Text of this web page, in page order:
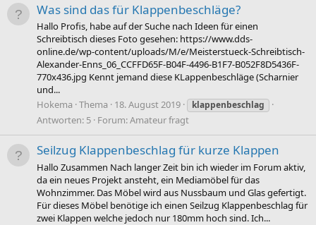
Was sind das für Klappenbeschläge?
Hallo Profis, habe auf der Suche nach Ideen für einen
Schreibtisch dieses Foto gesehen: https://www.dds-
online.de/wp-content/uploads/M/e/Meisterstueck-Schreibtisch-
Alexander-Enns_06_CCFFD65F-B04F-4496-B1F7-B052F8D5436F-
770x436.jpg Kennt jemand diese KLappenbeschläge (Scharnier
und...
Hokema Thema 18. August 2019 klappenbeschlag
Antworten: 5 Forum:Amateur fragt
Seilzug Klappenbeschlag für kurze Klappen
Hallo Zusammen Nach langer Zeit bin ich wieder im Forum aktiv,
da ein neues Projekt ansteht, ein Mediamöbel für das
Wohnzimmer. Das Möbel wird aus Nussbaum und Glas gefertigt.
Für dieses Möbel benötige ich einen Seilzug Klappenbeschlag für
zwei Klappen welche jedoch nur 180mm hoch sind. Ich...